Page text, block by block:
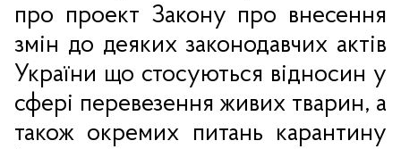
про проект Закону про внесення
змін до деяких законодавчих актів
України що стосуються відносин у
сфері перевезення живих тварин, а
також окремих питань карантину